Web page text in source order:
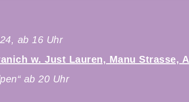
ab 16 Uhr
w. Just Lauren, Manu Strasse,
ab 20 Uhr